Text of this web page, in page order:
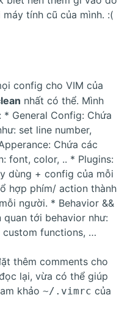
tính cũ của mình. :(
config cho VIM của
nhất có thể. Mình
General Config: Chứa
set line number,
Chứa các
font, color, .. * Plugins:
dùng + config của mỗi
hợp phím/ action thành
người. * Behavior &&
tới behavior như:
custom functions, …
thêm comments cho
lại, vừa có thể giúp
khảo ~/.vimrc của